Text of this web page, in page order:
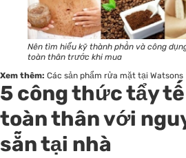
Nên tìm hiểu kỹ thành phần và công
toàn thân trước khi mua
Xem thêm: Các sản phẩm rửa mặt tại Watsons
5 công thức tẩy
toàn thân với
sẵn tại nhà